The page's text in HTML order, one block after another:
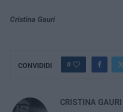
Cristina Gauri
CONVIDIDI 0
CRISTINA GAURI